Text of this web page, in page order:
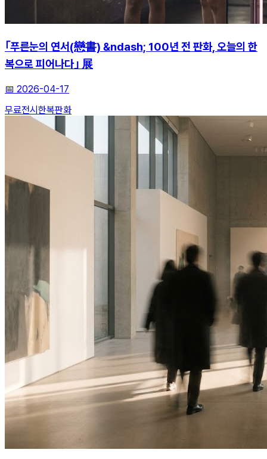
｢푸른눈의 연서(戀書) &ndash; 100년 전 판화, 오늘의 한
복으로 피어나다｣ 展
📅 2026-04-17
무료전시 한복판화